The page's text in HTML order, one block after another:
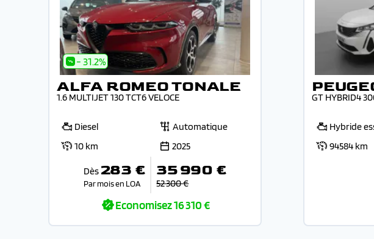
- 31.2%
ALFA ROMEO TONALE
1.6 MULTIJET 130 TCT6 VELOCE
Diesel
Automatique
10 km
2025
Dès 283 €
Par mois en LOA
35 990 €
52 300 €
Economisez16 310 €
GT HYBRID4
Hybride
94584 km